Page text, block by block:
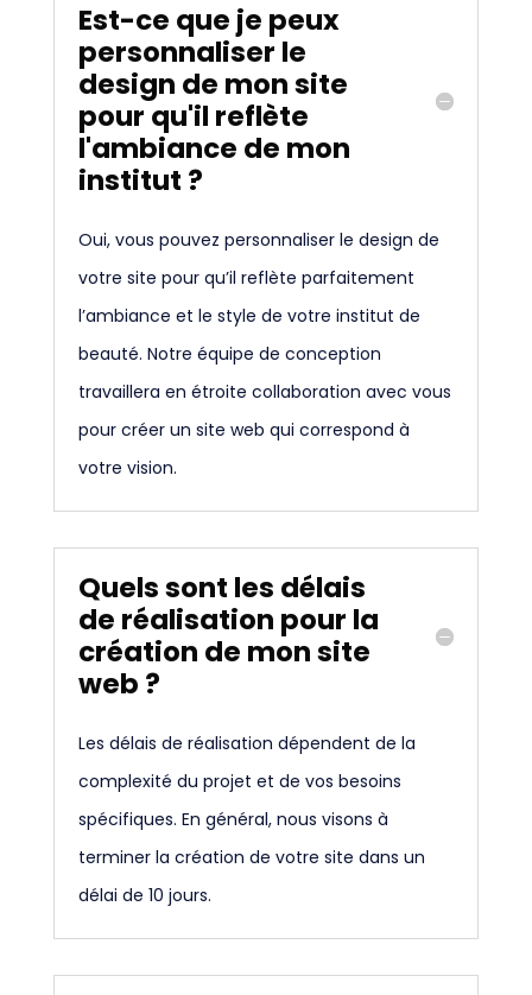
Est-ce que je peux
personnaliser le
design de mon site
pour qu'il reflète
l'ambiance de mon
institut ?
Oui, vous pouvez personnaliser le design de
votre site pour qu’il reflète parfaitement
l’ambiance et le style de votre institut de
beauté. Notre équipe de conception
travaillera en étroite collaboration avec vous
pour créer un site web qui correspond à
votre vision.
Quels sont les délais
de réalisation pour la
création de mon site
web ?
Les délais de réalisation dépendent de la
complexité du projet et de vos besoins
spécifiques. En général, nous visons à
terminer la création de votre site dans un
délai de 10 jours.